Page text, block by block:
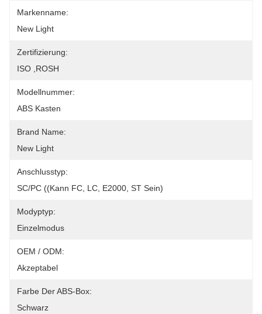
Markenname:
New Light
Zertifizierung:
ISO ,ROSH
Modellnummer:
ABS Kasten
Brand Name:
New Light
Anschlusstyp:
SC/PC ((Kann FC, LC, E2000, ST Sein)
Modyptyp:
Einzelmodus
OEM / ODM:
Akzeptabel
Farbe Der ABS-Box:
Schwarz